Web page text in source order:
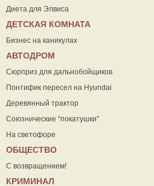
Диета для Элвиса
ДЕТСКАЯ КОМНАТА
Бизнес на каникулах
АВТОДРОМ
Сюрприз для дальнобойщиков
Понтифик пересел на Hyundai
Деревянный трактор
Союзнические “покатушки”
На светофоре
ОБЩЕСТВО
С возвращением!
КРИМИНАЛ